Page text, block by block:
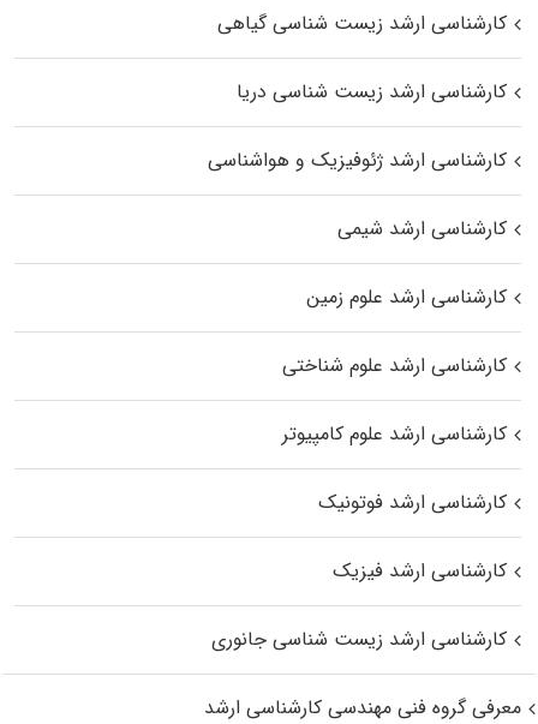
کارشناسی ارشد زیست‌ شناسی گیاهی
کارشناسی ارشد زیست‌ شناسی دریا
کارشناسی ارشد ژئوفیزیک و هواشناسی
کارشناسی ارشد شیمی
کارشناسی ارشد علوم زمین
کارشناسی ارشد علوم شناختی
کارشناسی ارشد علوم کامپیوتر
کارشناسی ارشد فوتونیک
کارشناسی ارشد فیزیک
کارشناسی ارشد زیست‌ شناسی جانوری
معرفی گروه فنی مهندسی کارشناسی ارشد